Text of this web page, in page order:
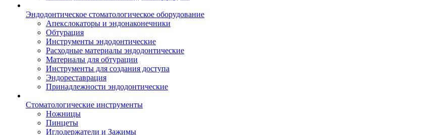
Эндодонтическое стоматологическое оборудование
Апекслокаторы и эндонаконечники
Обтурация
Инструменты эндодонтические
Расходные материалы эндодонтические
Материалы для обтурации
Инструменты для создания доступа
Эндореставрация
Принадлежности эндодонтические
Стоматологические инструменты
Ножницы
Пинцеты
Иглодержатели и Зажимы